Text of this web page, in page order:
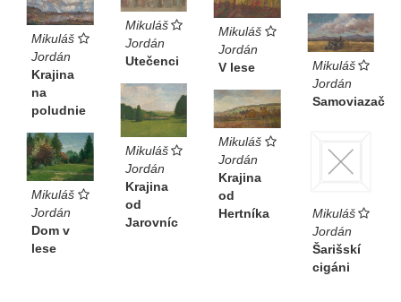
Mikuláš
Jordán
Krajina
na
poludnie
Mikuláš
Jordán
V lese
Mikuláš
Jordán
Utečenci
Mikuláš
Jordán
Samoviazač
Mikuláš
Jordán
Krajina
od
Jarovníc
Mikuláš
Jordán
Krajina
od
Hertníka
Mikuláš
Jordán
Šarišskí
cigáni
Mikuláš
Jordán
Dom v
lese